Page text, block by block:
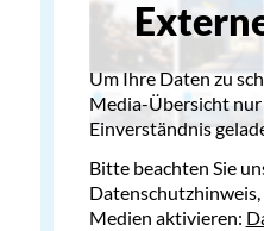
Um Ihre Daten zu
Media-Übersicht
Einverständnis
Bitte beachten Sie
Datenschutzhinweis,
Medien aktivieren: